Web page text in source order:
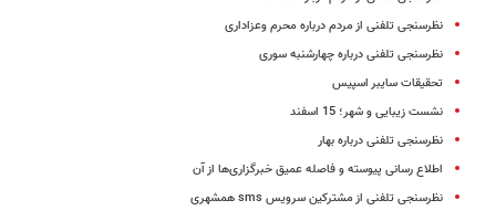
نظرسنجی تلفنی از مردم درباره محرم وعزاداری
نظرسنجی تلفنی درباره چهارشنبه سوری
تحقیقات سایبر اسپیس
نشست زیبایی و شهر؛ 15 اسفند
نظرسنجی تلفنی درباره بهار
اطلاع رسانی پیوسته و فاصله عمیق خبرگزاری‌ها از آن
نظرسنجی تلفنی از مشترکین سرویس sms همشهری